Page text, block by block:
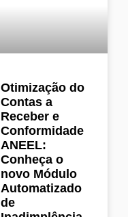
Otimização do
Contas a
Receber e
Conformidade
ANEEL:
Conheça o
novo Módulo
Automatizado
de